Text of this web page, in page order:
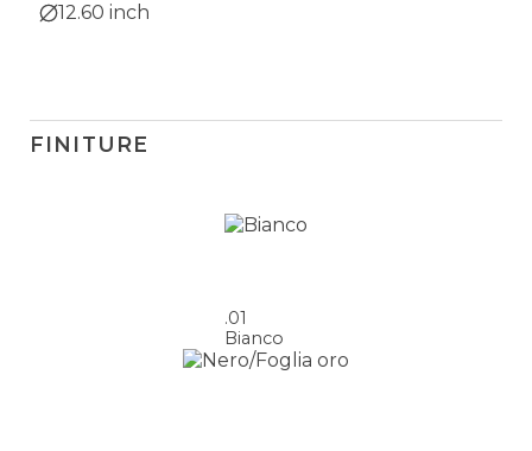
12.60 inch
FINITURE
.01
Bianco